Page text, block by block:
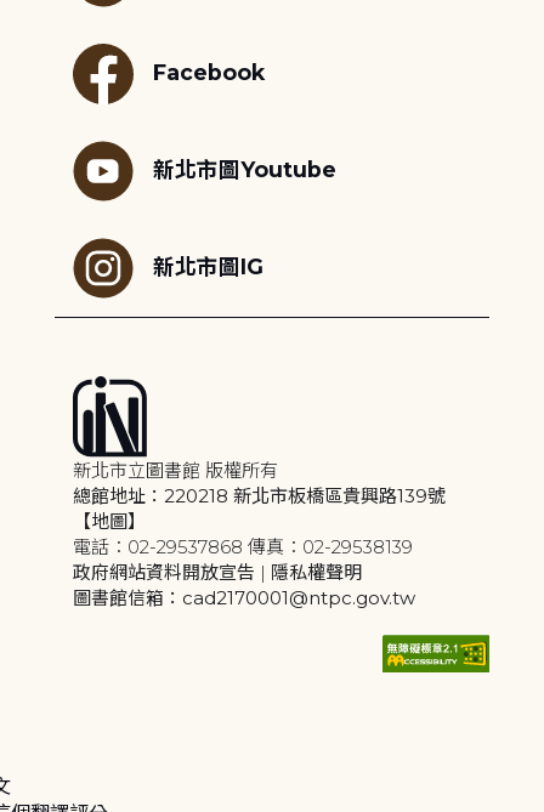
Facebook
新北市圖Youtube
新北市圖IG
新北市立圖書館 版權所有
總館地址：220218 新北市板橋區貴興路139號
【地圖】
電話：02-29537868 傳真：02-29538139
政府網站資料開放宣告 | 隱私權聲明
圖書館信箱：cad2170001@ntpc.gov.tw